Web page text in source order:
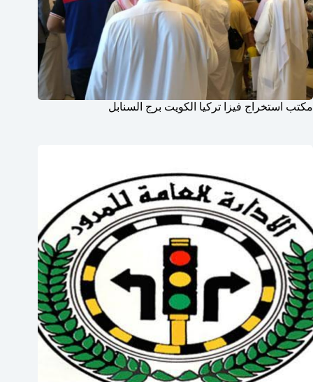
مكتب استخراج فيزا تركيا الكويت برج السنابل